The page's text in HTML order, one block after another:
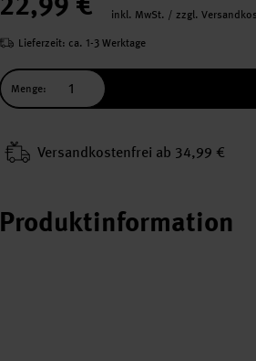
inkl. MwSt. / zzgl.
Lieferzeit: ca. 1-3 Werktage
Menge:
Versand­kosten­frei ab 34,99 €
Produktinformation